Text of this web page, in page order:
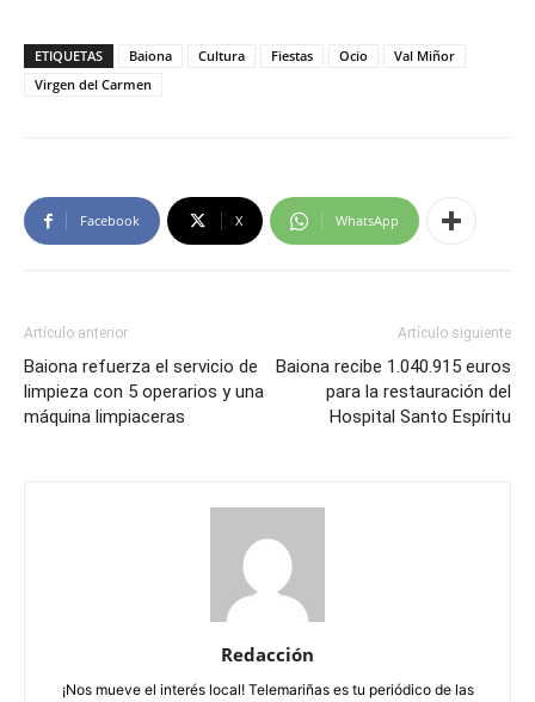
ETIQUETAS Baiona Cultura Fiestas Ocio
Val Miñor
Virgen del Carmen
Facebook X WhatsApp
Artículo anterior
Baiona refuerza el servicio de
limpieza con 5 operarios y una
máquina limpiaceras
Artículo siguiente
Baiona recibe 1.040.915 euros
para la restauración del
Hospital Santo Espíritu
Redacción
¡Nos mueve el interés local! Telemariñas es tu periódico de las